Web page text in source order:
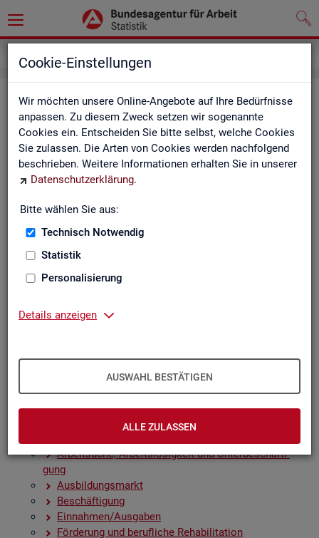
Cookie-Einstellungen
Wir möchten unsere Online-Angebote auf Ihre Bedürfnisse
anpassen. Zu diesem Zweck setzen wir sogenannte
Cookies ein. Entscheiden Sie bitte selbst, welche Cookies
Sie zulassen. Die Arten von Cookies werden nachfolgend
beschrieben. Weitere Informationen erhalten Sie in unserer
Datenschutzerklärung.
Bitte wählen Sie aus:
Technisch Notwendig
Statistik
Personalisierung
Details anzeigen
AUSWAHL BESTÄTIGEN
ALLE ZULASSEN
In­halts­ver­zeich­nis
Sta­tis­ti­ken
Rund­schau Ar­beits­markt
Mo­nats­be­richt
Eck­wer­te des Ar­beits­mark­tes und der Grund­si­che­
rung
Eck­wer­te Ar­beits­markt
Ar­beits­markt in Deutsch­land
Zah­len, Daten, Fak­ten - Struk­tur­da­ten und -in­di­ka­to­
Früh­in­di­ka­to­ren für den Ar­beits­markt
Sai­son­be­rei­nig­te Zeit­rei­hen
Ar­beit­su­che, Ar­beits­lo­sig­keit und Un­ter­be­schäf­ti­
gung
Aus­bil­dungs­markt
Be­schäf­ti­gung
Ein­nah­men/Aus­ga­ben
För­de­rung und be­ruf­li­che Re­ha­bi­li­ta­ti­on